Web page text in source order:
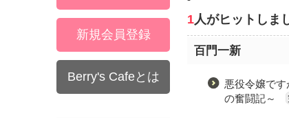
1人がヒットしま
百門一新
悪役令嬢で
の奮闘記～
新規会員登録
Berry's Cafeとは